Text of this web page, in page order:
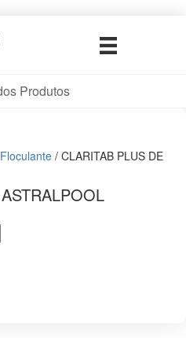
Produtos
Floculante / CLARITAB PLUS DE